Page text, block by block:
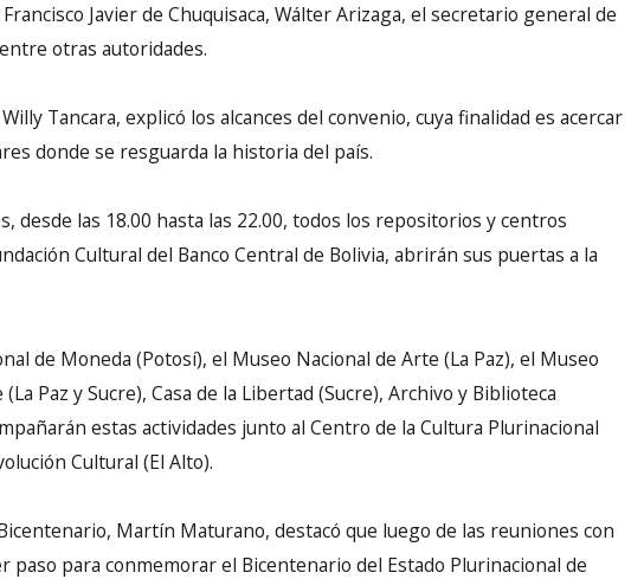
Javier de Chuquisaca, Wálter Arizaga, el secretario general de
otras autoridades.
Tancara, explicó los alcances del convenio, cuya finalidad es acercar
donde se resguarda la historia del país.
desde las 18.00 hasta las 22.00, todos los repositorios y centros
Cultural del Banco Central de Bolivia, abrirán sus puertas a la
de Moneda (Potosí), el Museo Nacional de Arte (La Paz), el Museo
Paz y Sucre), Casa de la Libertad (Sucre), Archivo y Biblioteca
estas actividades junto al Centro de la Cultura Plurinacional
Cultural (El Alto).
Martín Maturano, destacó que luego de las reuniones con
paso para conmemorar el Bicentenario del Estado Plurinacional de